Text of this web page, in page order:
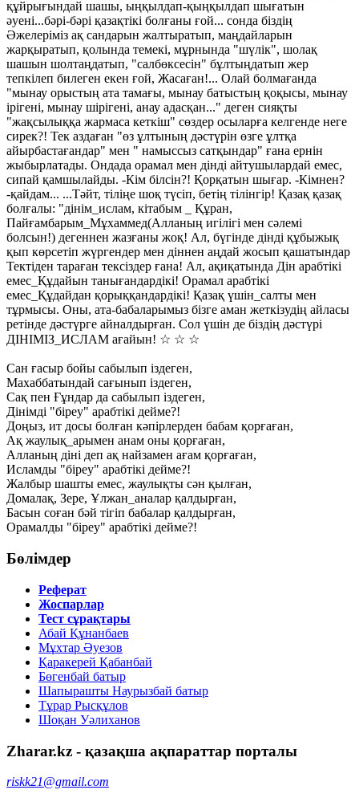
құйрығындай шашы, ыңқылдап-қыңқылдап шығатын
əуені...бəрі-бəрі қазақтікі болғаны ғой... сонда біздің
Əжелеріміз ақ сандарын жалтыратып, маңдайларын
жарқыратып, қолында темекі, мұрнында "шүлік", шолақ
шашын шолтаңдатып, "салбөксесін" бұлтыңдатып жер
тепкілеп билеген екен ғой, Жасаған!... Олай болмағанда
"мынау орыстың ата тамағы, мынау батыстың қоқысы, мынау
ірігені, мынау шірігені, анау адасқан..." деген сияқты
"жақсылыққа жармаса кеткіш" сөздер осыларға келгенде неге
сирек?! Тек аздаған "өз ұлтының дəстүрін өзге ұлтқа
айырбастағандар" мен " намыссыз сатқындар" ғана ернін
жыбырлатады. Ондада орамал мен дінді айтушылардай емес,
сипай қамшылайды. -Кім білсін?! Қорқатын шығар. -Кімнен?
-қайдам... ...Тәйт, тіліңе шоқ түсіп, бетің тілінгір! Қазақ қазақ
болғалы: "дінім_ислам, кітабым _ Құран,
Пайғамбарым_Мұхаммед(Алланың игілігі мен сəлемі
болсын!) дегеннен жазғаны жоқ! Ал, бүгінде дінді құбыжық
қып көрсетіп жүргендер мен діннен аңдай жосып қашатындар
Тектіден тараған тексіздер ғана! Ал, ақиқатында Дін арабтікі
емес_Құдайын танығандардікі! Орамал арабтікі
емес_Құдайдан қорыққандардікі! Қазақ үшін_салты мен
тұрмысы. Оны, ата-бабаларымыз бізге аман жеткізудің айласы
ретінде дəстүрге айналдырған. Сол үшін де біздің дəстүрі
ДІНІМІЗ_ИСЛАМ ағайын! ☆ ☆ ☆
Сан ғасыр бойы сабылып іздеген,
Махаббатындай сағынып іздеген,
Сақ пен Ғұндар да сабылып іздеген,
Дінімді "біреу" арабтікі дейме?!
Доңыз, ит досы болған кəпірлерден бабам қорғаған,
Ақ жаулық_арымен анам оны қорғаған,
Алланың діні деп ақ найзамен ағам қорғаған,
Исламды "біреу" арабтікі дейме?!
Жалбыр шашты емес, жаулықты сəн қылған,
Домалақ, Зере, Ұлжан_аналар қалдырған,
Басын соған бəй тігіп бабалар қалдырған,
Орамалды "біреу" арабтікі дейме?!
Бөлімдер
Реферат
Жоспарлар
Тест сұрақтары
Абай Құнанбаев
Мұхтар Әуезов
Қаракерей Қабанбай
Бөгенбай батыр
Шапырашты Наурызбай батыр
Тұрар Рысқұлов
Шоқан Уәлиханов
Zharar.kz - қазақша ақпараттар порталы
riskk21@gmail.com